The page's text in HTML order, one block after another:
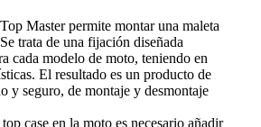
Master permite montar una maleta
trata de una fijación diseñada
cada modelo de moto, teniendo en
El resultado es un producto de
y seguro, de montaje y desmontaje
case en la moto es necesario añadir